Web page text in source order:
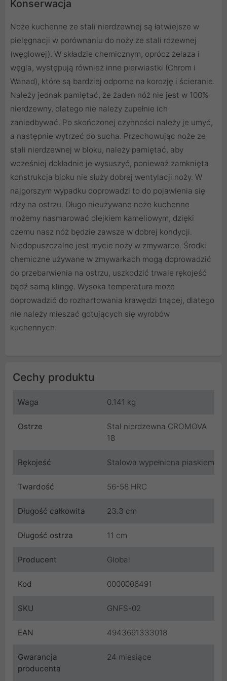
Konserwacja
Noże kuchenne ze stali nierdzewnej są łatwiejsze w
pielęgnacji w porównaniu do noży ze stali rdzewnej
(węglowej). W składzie chemicznym, oprócz żelaza i
węgla, występują również inne pierwiastki (Chrom i
Wanad), które są bardziej odporne na korozję i ścieranie.
Należy jednak pamiętać, że żaden nóż nie jest w 100%
nierdzewny, dlatego nie należy zupełnie ich
zaniedbywać. Po skończonej czynności należy je umyć,
a następnie wytrzeć do sucha. Przechowując noże ze
stali nierdzewnej w bloku, należy pamiętać, aby
wcześniej dokładnie je wysuszyć, ponieważ zamknięta
konstrukcja bloku nie służy dobrej wentylacji noży. W
najgorszym wypadku doprowadzi to do pojawienia się
rdzy na ostrzu. Długo nieużywane noże kuchenne
możemy nasmarować olejkiem kameliowym, dzięki
czemu nasz nóż będzie zawsze w dobrej kondycji.
Niedopuszczalne jest mycie noży w zmywarce. Środki
chemiczne używane w zmywarkach mogą doprowadzić
do przebarwienia na ostrzu, uszkodzić trwale rękojeść
bądź samą klingę. Wysoka temperatura może
doprowadzić do rozhartowania krawędzi tnącej, dlatego
nie należy mieszać gotujących się wyrobów
kuchennych.
Cechy produktu
Waga 0.141 kg
Ostrze
Stal nierdzewna CROMOVA
18
Rękojeść Stalowa wypełniona piaskiem
Twardość 56-58 HRC
Długość całkowita 23.3 cm
Długość ostrza 11 cm
Producent Global
Kod 0000006491
SKU GNFS-02
EAN 4943691333018
Gwarancja
producenta
24 miesiące